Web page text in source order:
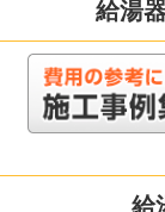
給湯
給